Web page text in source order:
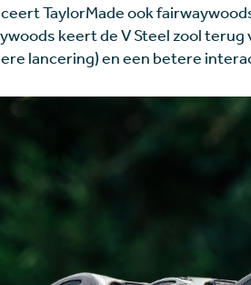
TaylorMade ook
keert de V Steel zool
lancering) en een betere